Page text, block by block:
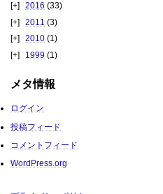
2016 (33)
2011 (3)
2010 (1)
1999 (1)
メタ情報
ログイン
投稿フィード
コメントフィード
WordPress.org